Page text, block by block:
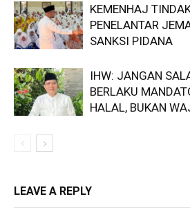
KEMENHAJ
PENELANTAR
SANKSI PIDANA
IHW: JANGAN
BERLAKU
HALAL, BUKAN
LEAVE A REPLY